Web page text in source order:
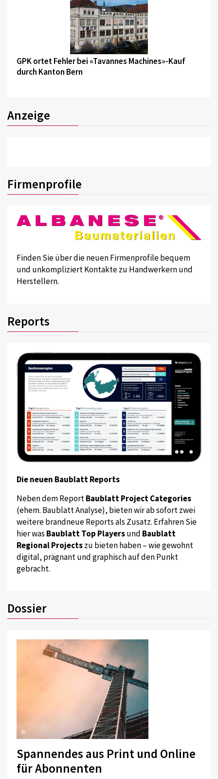
©
GPK ortet Fehler bei «Tavannes Machines»-Kauf
durch Kanton Bern
Anzeige
Firmenprofile
Finden Sie über die neuen Firmenprofile bequem
und unkompliziert Kontakte zu Handwerkern und
Herstellern.
Reports
Die neuen Baublatt Reports
Neben dem ReportBaublatt Project Categories
(ehem. Baublatt Analyse), bieten wir ab sofort zwei
weitere brandneue Reports als Zusatz. Erfahren Sie
hier was Baublatt Top Playersund Baublatt
Regional Projectszu bieten haben – wie gewohnt
digital, prägnant und graphisch auf den Punkt
gebracht.
Dossier
©
Spannendes aus Print und Online
für Abonnenten